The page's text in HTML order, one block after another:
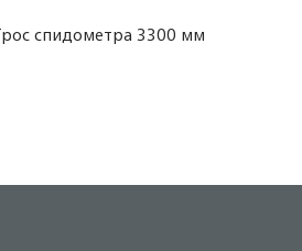
спидометра 3300 мм